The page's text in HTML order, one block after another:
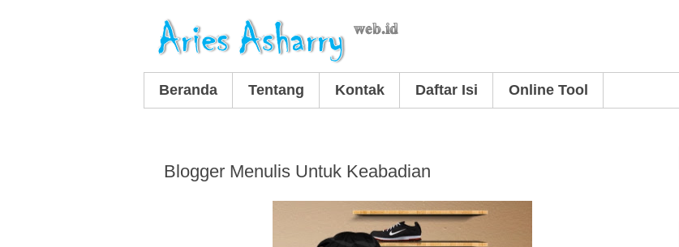
Beranda Tentang Kontak Daftar Isi Online Tool
Blogger Menulis Untuk Keabadian